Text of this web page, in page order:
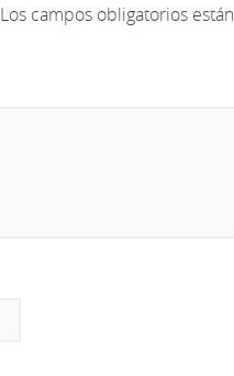
Los campos obligatorios están